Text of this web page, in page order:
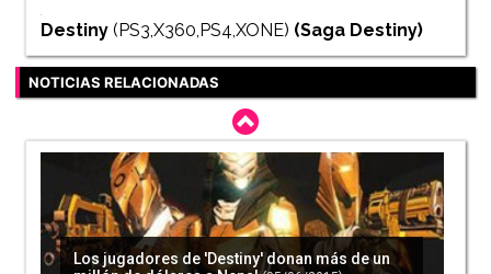
Destiny (PS3,X360,PS4,XONE) (Saga Destiny)
NOTICIAS RELACIONADAS
Los jugadores de 'Destiny' donan más de un